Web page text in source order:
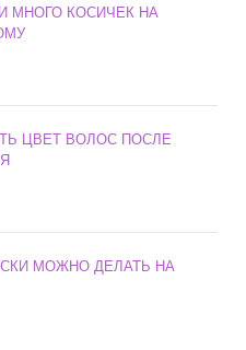
МНОГО КОСИЧЕК НА
ЦВЕТ ВОЛОС ПОСЛЕ
МОЖНО ДЕЛАТЬ НА